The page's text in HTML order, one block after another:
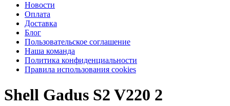
Новости
Оплата
Доставка
Блог
Пользовательское соглашение
Наша команда
Политика конфиденциальности
Правила использования cookies
Shell Gadus S2 V220 2